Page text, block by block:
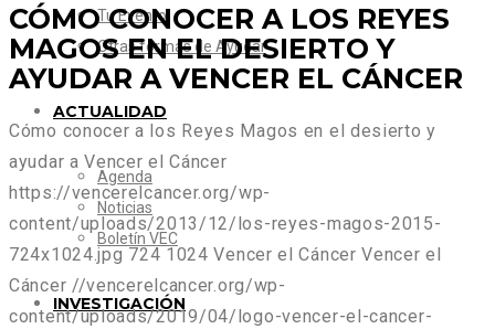
Tu Evento
Otras formas de Ayudar
ACTUALIDAD
Agenda
Noticias
Boletín VEC
INVESTIGACIÓN
CÓMO CONOCER A LOS REYES
MAGOS EN EL DESIERTO Y
AYUDAR A VENCER EL CÁNCER
Cómo conocer a los Reyes Magos en el desierto y
ayudar a Vencer el Cáncer
https://vencerelcancer.org/wp-
content/uploads/2013/12/los-reyes-magos-2015-
724x1024.jpg 724 1024 Vencer el Cáncer Vencer el
Cáncer //vencerelcancer.org/wp-
content/uploads/2019/04/logo-vencer-el-cancer-